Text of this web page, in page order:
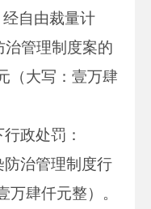
自由裁量计
管理制度案的
（大写：壹万肆
政处罚：
治管理制度行
万肆仟元整）。